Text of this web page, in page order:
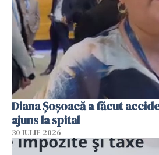
Diana Șoșoacă a făcut
ajuns la spital
30 IULIE 2026